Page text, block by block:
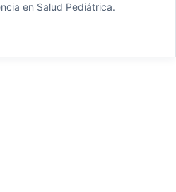
en Salud Pediátrica.